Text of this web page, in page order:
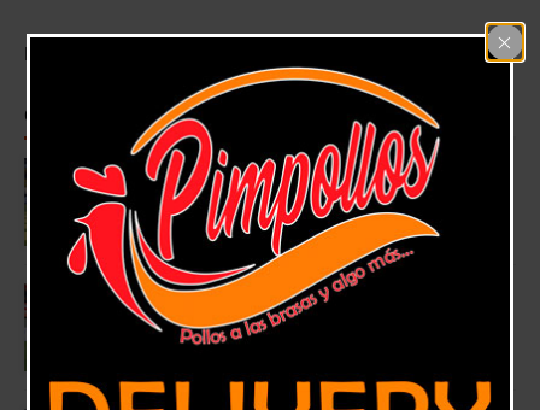
Homepage
Categoría: Deportes
Unión La Calera rescata un empate y
termina con la angustia
8 noviembre, 2024 Deportes
Unión La Calera no pudo con Colo Colo y
sigue complicado con el descenso